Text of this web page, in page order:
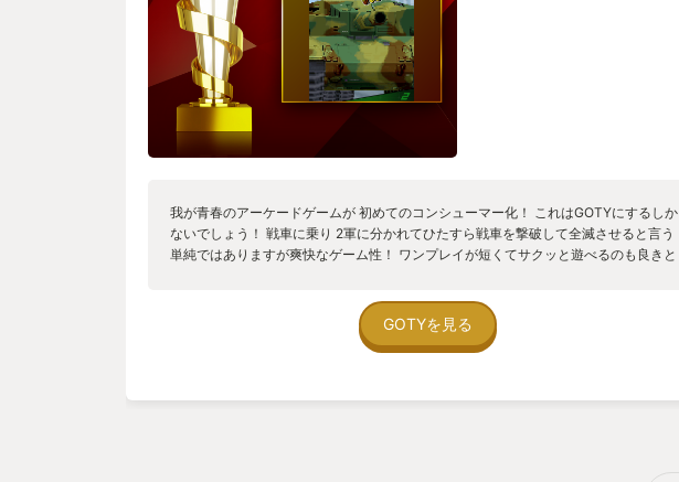
我が青春のアーケードゲームが 初めてのコンシューマー化！ これはGOTYにするしか
ないでしょう！ 戦車に乗り 2軍に分かれてひたすら戦車を撃破して全滅させると言う
単純ではありますが爽快なゲーム性！ ワンプレイが短くてサクッと遊べるのも良きと
新規作品で出るやもしれません！ 可能性はあります！ ですので買って遊んでくださ
GOTYを見る